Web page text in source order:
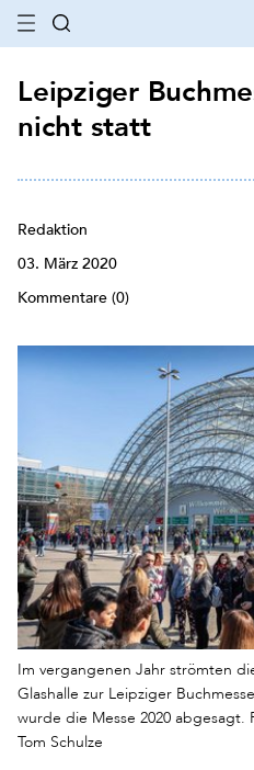
Leipziger
nicht statt
Redaktion
03. März 2020
Kommentare (0)
Im vergangenen Jahr strömten
Glashalle zur Leipziger
wurde die Messe 2020 abgesagt.
Tom Schulze